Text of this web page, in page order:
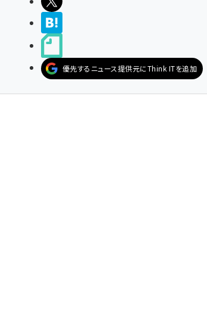
優先するニュース提供元にThink ITを追加